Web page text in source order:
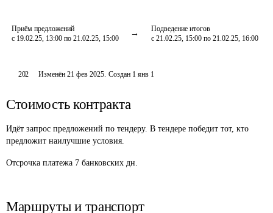
Приём предложений
с 19.02.25, 13:00 по 21.02.25, 15:00
Подведение итогов
с 21.02.25, 15:00 по 21.02.25, 16:00
202 Изменён21 фев 2025. Создан 1 янв 1
Стоимость контракта
Идёт запрос предложений по тендеру. В тендере победит тот, кто
предложит наилучшие условия.
Отсрочка платежа 7 банковских дн.
Маршруты и транспорт